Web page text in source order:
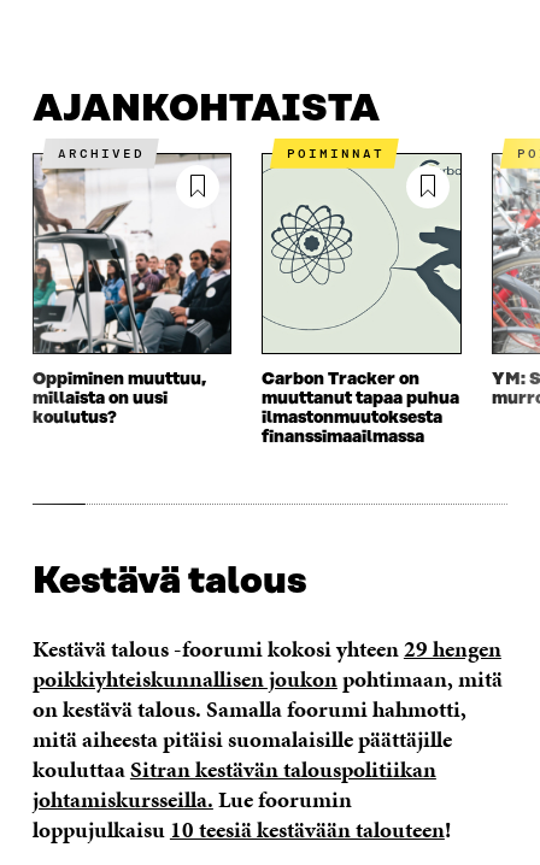
AJANKOHTAISTA
ARCHIVED
Oppiminen muuttuu,
millaista on uusi
koulutus?
POIMINNAT
Carbon Tracker on
muuttanut tapaa puhua
ilmastonmuutoksesta
finanssimaailmassa
YM:
Kestävä talous
Kestävä talous -foorumi kokosi yhteen29 hengen
poikkiyhteiskunnallisen joukonpohtimaan, mitä
on kestävä talous. Samalla foorumi hahmotti,
mitä aiheesta pitäisi suomalaisille päättäjille
kouluttaaSitran kestävän talouspolitiikan
johtamiskursseilla.Lue foorumin
loppujulkaisu10 teesiä kestävään talouteen!